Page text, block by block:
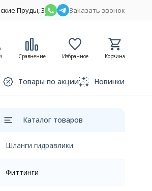
Пруды, 3 Заказать звонок
Сравнение Избранное Корзина
Товары по акции Новинки
Каталог товаров
Шланги гидравлики
Фиттинги